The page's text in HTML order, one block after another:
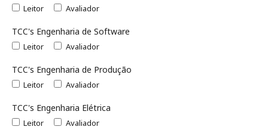
Leitor Avaliador
TCC's Engenharia de Software
Leitor Avaliador
TCC's Engenharia de Produção
Leitor Avaliador
TCC's Engenharia Elétrica
Leitor Avaliador